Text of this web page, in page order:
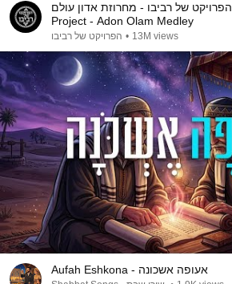
הפרויקט של רביבו - מחרוזת אדון עולם | The Revivo
Project - Adon Olam Medley
הפרויקט של רביבו • 13M views
Aufah Eshkona - אעופה אשכונה